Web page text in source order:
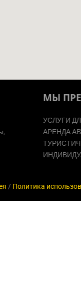
МЫ
УСЛУГИ
АРЕНДА
/ Политика